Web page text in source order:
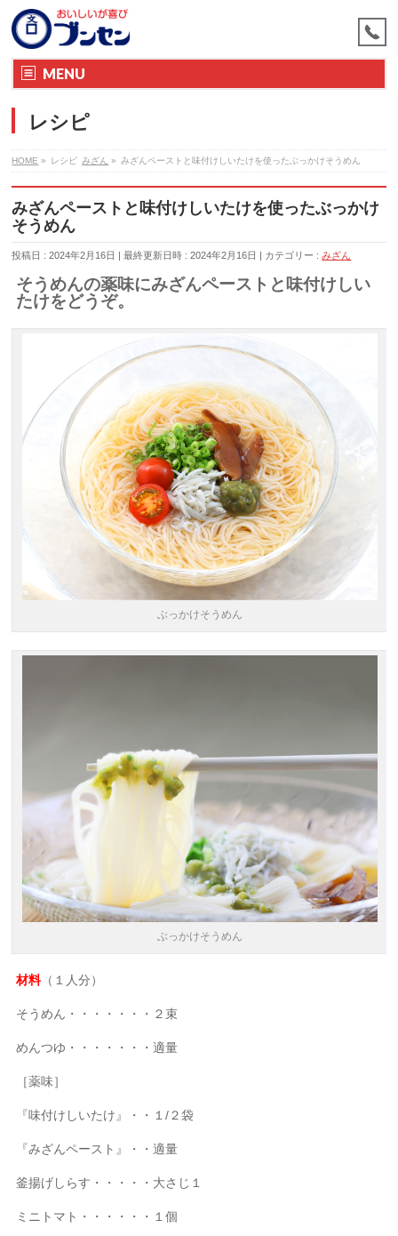
MENU
レシピ
HOME » レシピ みざん » みざんペーストと味付けしいたけを使ったぶっかけそうめん
みざんペーストと味付けしいたけを使ったぶっかけ
そうめん
投稿日 : 2024年2月16日 最終更新日時 : 2024年2月16日 カテゴリー :みざん
そうめんの薬味にみざんペーストと味付けしい
たけをどうぞ。
ぶっかけそうめん
ぶっかけそうめん
材料（１人分）
そうめん・・・・・・・２束
めんつゆ・・・・・・・適量
［薬味］
『味付けしいたけ』・・１/２袋
『みざんペースト』・・適量
釜揚げしらす・・・・・大さじ１
ミニトマト・・・・・・１個